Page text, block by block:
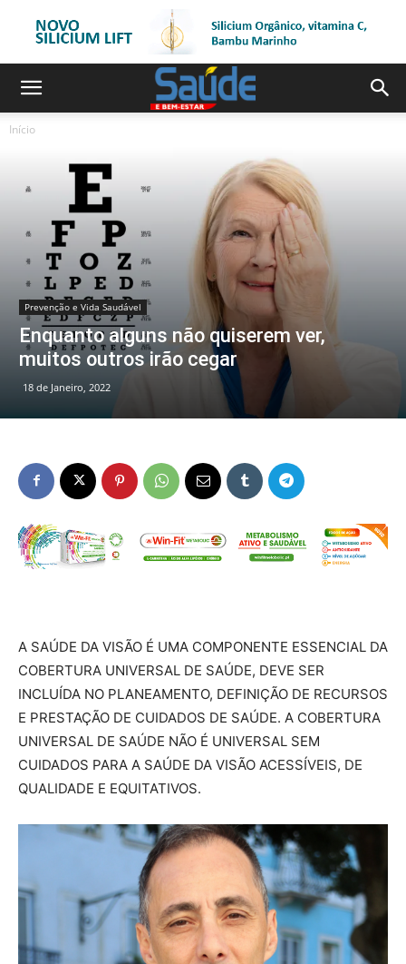
Início
Prevenção e Vida Saudável
Enquanto alguns não quiserem ver,
muitos outros irão cegar
18 de Janeiro, 2022
A SAÚDE DA VISÃO É UMA COMPONENTE ESSENCIAL DA
COBERTURA UNIVERSAL DE SAÚDE, DEVE SER
INCLUÍDA NO PLANEAMENTO, DEFINIÇÃO DE RECURSOS
E PRESTAÇÃO DE CUIDADOS DE SAÚDE. A COBERTURA
UNIVERSAL DE SAÚDE NÃO É UNIVERSAL SEM
CUIDADOS PARA A SAÚDE DA VISÃO ACESSÍVEIS, DE
QUALIDADE E EQUITATIVOS.